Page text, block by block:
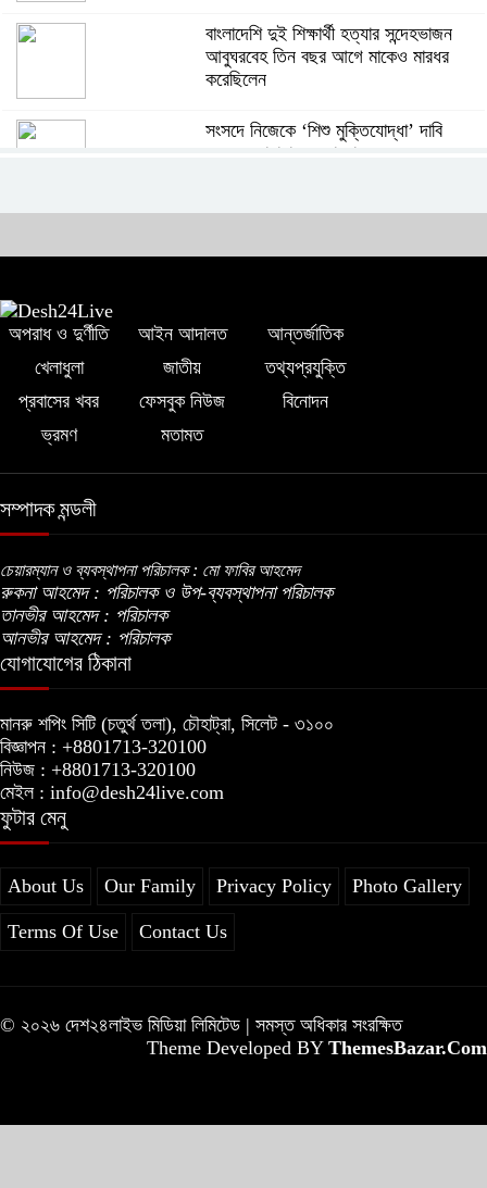
বাংলাদেশি দুই শিক্ষার্থী হত্যার সন্দেহভাজন
আবুঘরবেহ তিন বছর আগে মাকেও মারধর
করেছিলেন
সংসদে নিজেকে ‘শিশু মুক্তিযোদ্ধা’ দাবি
করলেন জামায়াত নেতা তাহের
বিএনপির প্রতি আস্থা হারাচ্ছি: সংসদে নাহিদ
ইসলামের মন্তব্য
অপরাধ ও দুর্ণীতি আইন আদালত
আন্তর্জাতিক
খেলাধুলা
জাতীয়
তথ্যপ্রযুক্তি
প্রবাসের খবর
ফেসবুক নিউজ
বিনোদন
ভ্রমণ
মতামত
সম্পাদক মন্ডলী
চেয়ারম্যান ও ব্যবস্থাপনা পরিচালক : মো ফাবির আহমেদ
রুকনা আহমেদ : পরিচালক ও উপ-ব্যবস্থাপনা পরিচালক
তানভীর আহমেদ : পরিচালক
আনভীর আহমেদ : পরিচালক
যোগাযোগের ঠিকানা
মানরু শপিং সিটি (চতুর্থ তলা), চৌহাট্রা, সিলেট - ৩১০০
বিজ্ঞাপন : +8801713-320100
নিউজ : +8801713-320100
মেইল : info@desh24live.com
ফুটার মেনু
About Us Our Family Privacy Policy Photo Gallery
Terms Of Use Contact Us
© ২০২৬ দেশ২৪লাইভ মিডিয়া লিমিটেড | সমস্ত অধিকার সংরক্ষিত
Theme Developed BY ThemesBazar.Com